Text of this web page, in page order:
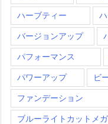
ハーブティー
バージョンアップ
パフォーマンス
パワーアップ ビ
ファンデーション
ブルーライトカットメ